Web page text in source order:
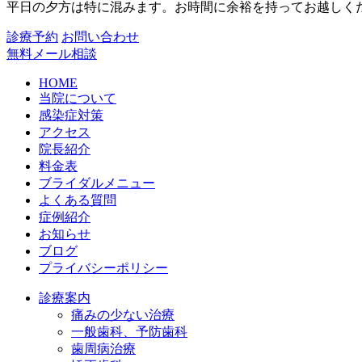
平日の夕方は特に混みます。お時間に余裕を持ってお越しく
診療予約 お問い合わせ
無料メール相談
HOME
当院について
感染症対策
アクセス
院長紹介
料金表
ブライダルメニュー
よくある質問
症例紹介
お知らせ
ブログ
プライバシーポリシー
診療案内
痛みの少ない治療
一般歯科、予防歯科
歯周病治療